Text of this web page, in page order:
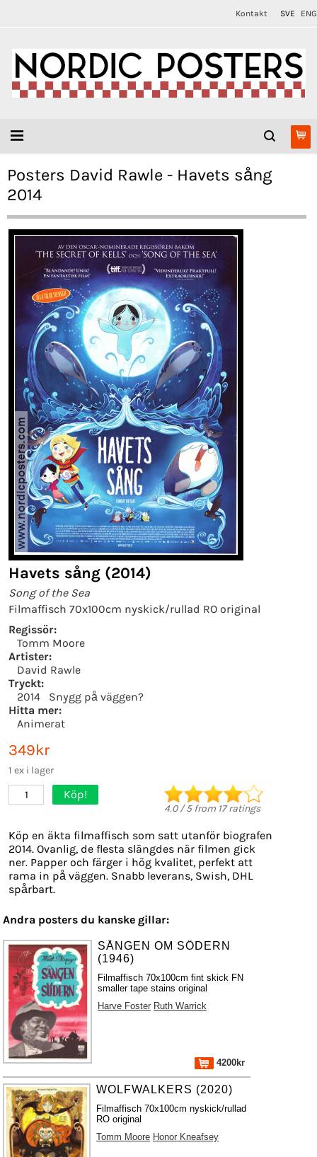
Kontakt SVE ENG
Posters David Rawle - Havets sång
2014
Havets sång (2014)
Song of the Sea
Filmaffisch 70x100cm nyskick/rullad RO original
Regissör:
Tomm Moore
Artister:
David Rawle
Tryckt:
2014
Snygg på väggen?
Hitta mer:
Animerat
349kr
1 ex i lager
1 Köp!
4.0/5from 17ratings
Köp en äkta filmaffisch som satt utanför biografen
2014. Ovanlig, de flesta slängdes när filmen gick
ner. Papper och färger i hög kvalitet, perfekt att
rama in på väggen. Snabb leverans, Swish, DHL
spårbart.
Andra posters du kanske gillar:
SÅNGEN OM SÖDERN
(1946)
Filmaffisch 70x100cm fint skick FN
smaller tape stains original
Harve Foster Ruth Warrick
4200kr
WOLFWALKERS (2020)
Filmaffisch 70x100cm nyskick/rullad
RO original
Tomm Moore Honor Kneafsey